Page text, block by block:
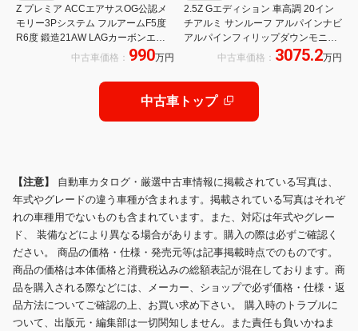
Z プレミア ACCエアサスOG公認メ
モリー3Pシステム フルアームF5度
R6度 鍛造21AW LAGカーボンエア
ロ ROHANオリジナル全塗装 BIGブ
中古車価格： 990万円
2.5Z Gエディション 車高調 20イン
チアルミ サンルーフ アルパインナビ
アルパインフィリップダウンモニタ
中古車価格： 3075.2万円
中古車トップ
【注意】 自動車カタログ・厳選中古車情報に掲載されている写真は、
年式やグレードの違う車種が含まれます。掲載されている写真はそれぞ
れの車種用でないものも含まれています。また、対応は年式やグレー
ド、 装備などにより異なる場合があります。購入の際は必ずご確認く
ださい。 商品の価格・仕様・発売元等は記事掲載時点でのものです。
商品の価格は本体価格と消費税込みの総額表記が混在しております。商
品を購入される際などには、メーカー、ショップで必ず価格・仕様・返
品方法についてご確認の上、お買い求め下さい。 購入時のトラブルに
ついて、出版元・編集部は一切関知しません。また責任も負いかねま